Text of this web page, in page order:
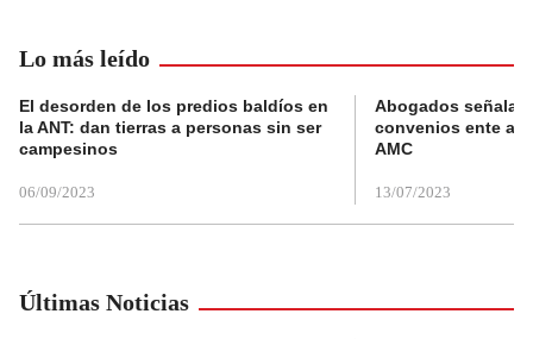
Lo más leído
El desorden de los predios baldíos en
la ANT: dan tierras a personas sin ser
campesinos
06/09/2023
Abogados
convenios ente
AMC
13/07/2023
Últimas Noticias